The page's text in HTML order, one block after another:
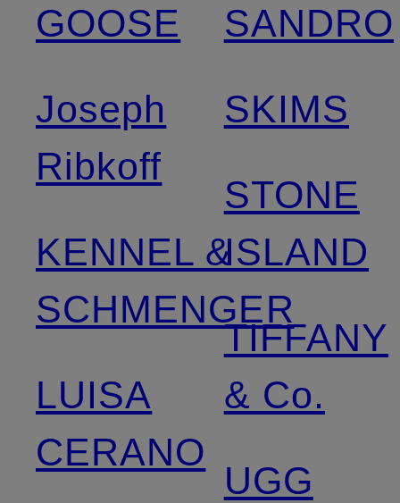
GOOSE
Joseph
Ribkoff
KENNEL &
SCHMENGER
LUISA
CERANO
SANDRO
SKIMS
STONE
ISLAND
TIFFANY
& Co.
UGG